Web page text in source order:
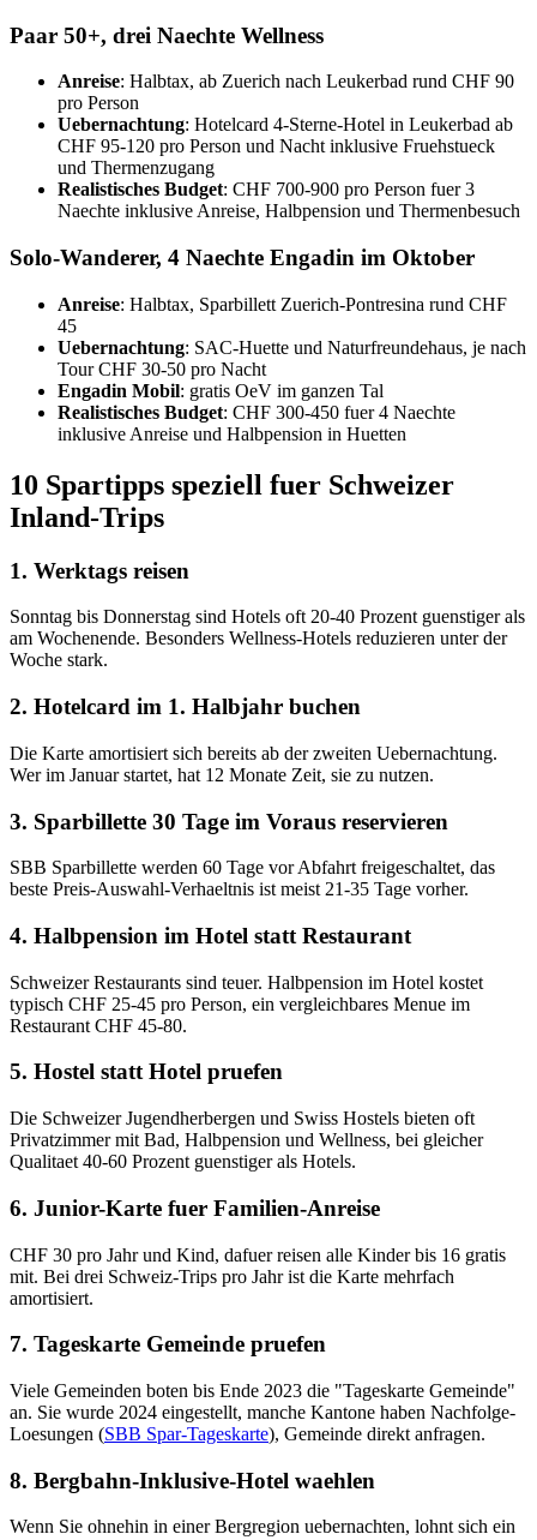
Paar 50+, drei Naechte Wellness
Anreise: Halbtax, ab Zuerich nach Leukerbad rund CHF 90
pro Person
Uebernachtung: Hotelcard 4-Sterne-Hotel in Leukerbad ab
CHF 95-120 pro Person und Nacht inklusive Fruehstueck
und Thermenzugang
Realistisches Budget: CHF 700-900 pro Person fuer 3
Naechte inklusive Anreise, Halbpension und Thermenbesuch
Solo-Wanderer, 4 Naechte Engadin im Oktober
Anreise: Halbtax, Sparbillett Zuerich-Pontresina rund CHF
45
Uebernachtung: SAC-Huette und Naturfreundehaus, je nach
Tour CHF 30-50 pro Nacht
Engadin Mobil: gratis OeV im ganzen Tal
Realistisches Budget: CHF 300-450 fuer 4 Naechte
inklusive Anreise und Halbpension in Huetten
10 Spartipps speziell fuer Schweizer
Inland-Trips
1. Werktags reisen
Sonntag bis Donnerstag sind Hotels oft 20-40 Prozent guenstiger als
am Wochenende. Besonders Wellness-Hotels reduzieren unter der
Woche stark.
2. Hotelcard im 1. Halbjahr buchen
Die Karte amortisiert sich bereits ab der zweiten Uebernachtung.
Wer im Januar startet, hat 12 Monate Zeit, sie zu nutzen.
3. Sparbillette 30 Tage im Voraus reservieren
SBB Sparbillette werden 60 Tage vor Abfahrt freigeschaltet, das
beste Preis-Auswahl-Verhaeltnis ist meist 21-35 Tage vorher.
4. Halbpension im Hotel statt Restaurant
Schweizer Restaurants sind teuer. Halbpension im Hotel kostet
typisch CHF 25-45 pro Person, ein vergleichbares Menue im
Restaurant CHF 45-80.
5. Hostel statt Hotel pruefen
Die Schweizer Jugendherbergen und Swiss Hostels bieten oft
Privatzimmer mit Bad, Halbpension und Wellness, bei gleicher
Qualitaet 40-60 Prozent guenstiger als Hotels.
6. Junior-Karte fuer Familien-Anreise
CHF 30 pro Jahr und Kind, dafuer reisen alle Kinder bis 16 gratis
mit. Bei drei Schweiz-Trips pro Jahr ist die Karte mehrfach
amortisiert.
7. Tageskarte Gemeinde pruefen
Viele Gemeinden boten bis Ende 2023 die "Tageskarte Gemeinde"
an. Sie wurde 2024 eingestellt, manche Kantone haben Nachfolge-
Loesungen (SBB Spar-Tageskarte), Gemeinde direkt anfragen.
8. Bergbahn-Inklusive-Hotel waehlen
Wenn Sie ohnehin in einer Bergregion uebernachten, lohnt sich ein